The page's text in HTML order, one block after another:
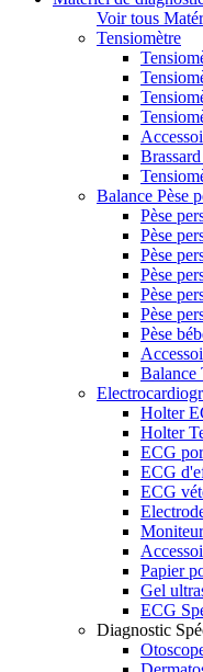
Voir tous
Tensiomètre
Balance Pèse
Pèse
Pèse
Pèse
Pèse
Pèse
Pèse
Pèse
Balance
Holter
Holter
ECG
ECG
ECG
Papier
Gel
ECG
Diagnostic